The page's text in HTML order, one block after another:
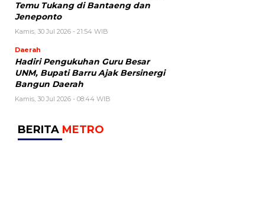
Temu Tukang di Bantaeng dan
Jeneponto
Kamis, 30 Jul 2026 - 21:54 WIB
Daerah
Hadiri Pengukuhan Guru Besar
UNM, Bupati Barru Ajak Bersinergi
Bangun Daerah
Kamis, 30 Jul 2026 - 08:44 WIB
BERITA METRO